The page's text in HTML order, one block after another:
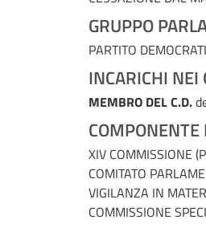
GRUPPO
PARTITO
INCARICHI
MEMBRO DEL C.D.
XIV COMMISSIONE
COMITATO
VIGILANZA IN
COMMISSIONE